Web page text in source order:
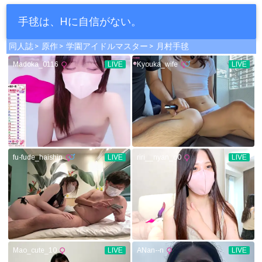
手毬は、Hに自信がない。
同人誌 原作 学園アイドルマスター 月村手毬